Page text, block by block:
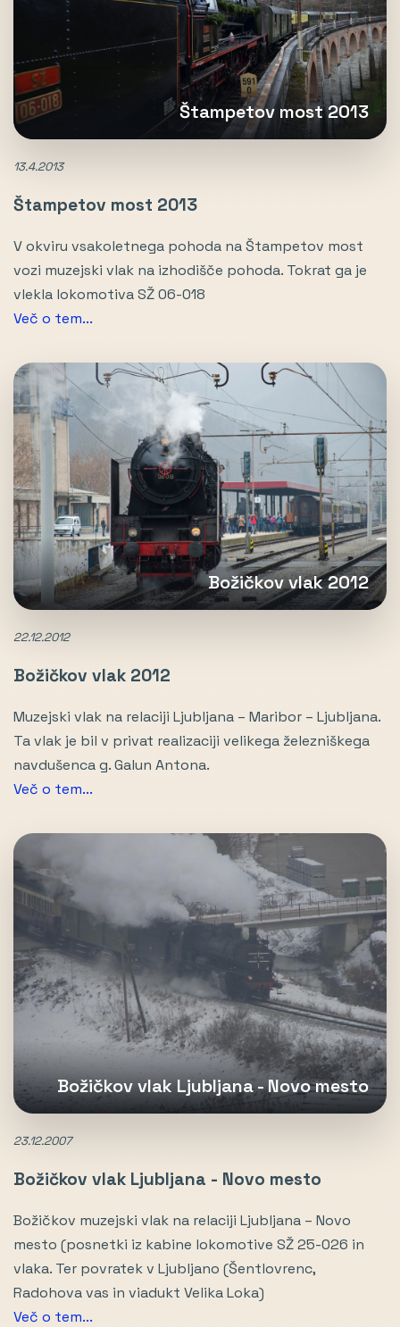
Štampetov most 2013
13.4.2013
Štampetov most 2013
V okviru vsakoletnega pohoda na Štampetov most
vozi muzejski vlak na izhodišče pohoda. Tokrat ga je
vlekla lokomotiva SŽ 06-018
Več o tem...
Božičkov vlak 2012
22.12.2012
Božičkov vlak 2012
Muzejski vlak na relaciji Ljubljana – Maribor – Ljubljana.
Ta vlak je bil v privat realizaciji velikega železniškega
navdušenca g. Galun Antona.
Več o tem...
Božičkov vlak Ljubljana - Novo mesto
23.12.2007
Božičkov vlak Ljubljana - Novo mesto
Božičkov muzejski vlak na relaciji Ljubljana – Novo
mesto (posnetki iz kabine lokomotive SŽ 25-026 in
vlaka. Ter povratek v Ljubljano (Šentlovrenc,
Radohova vas in viadukt Velika Loka)
Več o tem...